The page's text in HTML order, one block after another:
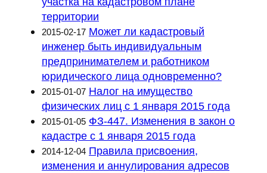
территории
2015-02-17 Может ли кадастровый
инженер быть индивидуальным
предпринимателем и работником
юридического лица одновременно?
2015-01-07 Налог на имущество
физических лиц с 1 января 2015 года
2015-01-05 ФЗ-447. Изменения в закон о
кадастре с 1 января 2015 года
2014-12-04 Правила присвоения,
изменения и аннулирования адресов